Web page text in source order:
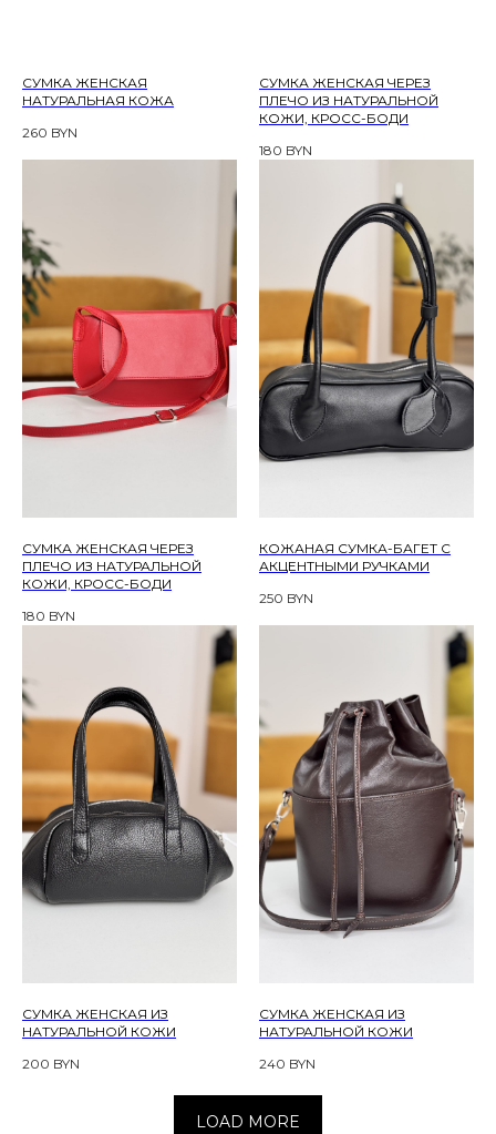
СУМКА ЖЕНСКАЯ
НАТУРАЛЬНАЯ КОЖА
260 BYN
СУМКА ЖЕНСКАЯ ЧЕРЕЗ
ПЛЕЧО ИЗ НАТУРАЛЬНОЙ
КОЖИ, КРОСС-БОДИ
180 BYN
СУМКА ЖЕНСКАЯ ЧЕРЕЗ
ПЛЕЧО ИЗ НАТУРАЛЬНОЙ
КОЖИ, КРОСС-БОДИ
180 BYN
КОЖАНАЯ СУМКА-БАГЕТ С
АКЦЕНТНЫМИ РУЧКАМИ
250 BYN
СУМКА ЖЕНСКАЯ ИЗ
НАТУРАЛЬНОЙ КОЖИ
200 BYN
СУМКА ЖЕНСКАЯ ИЗ
НАТУРАЛЬНОЙ КОЖИ
240 BYN
LOAD MORE